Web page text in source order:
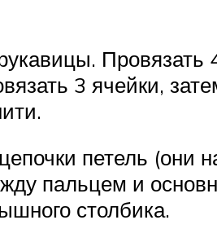
Провязать
3 ячейки,
петель (они
пальцем и
столбика.